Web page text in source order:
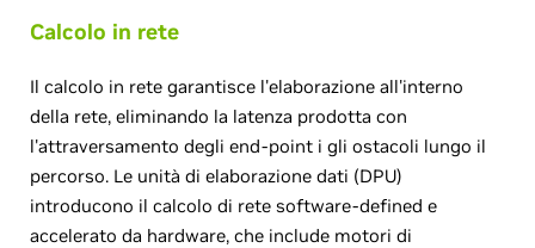
Calcolo in rete
Il calcolo in rete garantisce l'elaborazione all'interno
della rete, eliminando la latenza prodotta con
l'attraversamento degli end-point i gli ostacoli lungo il
percorso. Le unità di elaborazione dati (DPU)
introducono il calcolo di rete software-defined e
accelerato da hardware, che include motori di